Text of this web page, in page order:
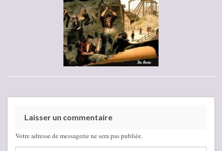
Laisser un commentaire
Votre adresse de messagerie ne sera pas publiée.